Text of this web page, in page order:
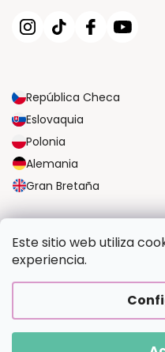
Este sitio web utiliza
experiencia.
República Checa
Eslovaquia
Polonia
Alemania
Gran Bretaña
OPCIONES SEGURAS DE